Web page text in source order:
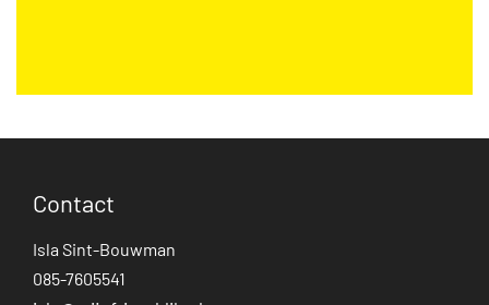
Contact
Isla Sint-Bouwman
085-7605541